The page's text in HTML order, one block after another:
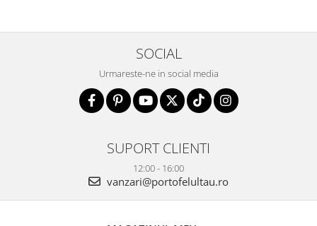
SOCIAL
Urmareste-ne in social media
SUPORT CLIENTI
12:00 - 16:00
vanzari@portofelultau.ro